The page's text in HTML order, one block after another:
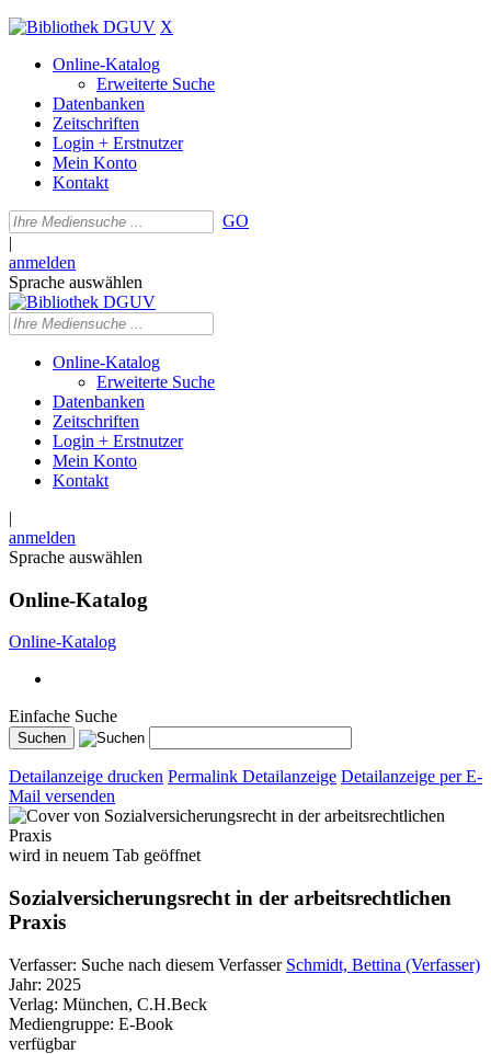
X
Online-Katalog
Erweiterte Suche
Datenbanken
Zeitschriften
Login + Erstnutzer
Mein Konto
Kontakt
GO
|
anmelden
Sprache auswählen
Online-Katalog
Erweiterte Suche
Datenbanken
Zeitschriften
Login + Erstnutzer
Mein Konto
Kontakt
|
anmelden
Sprache auswählen
Online-Katalog
Online-Katalog
Einfache Suche
Detailanzeige drucken Permalink Detailanzeige Detailanzeige per E-
Mail versenden
wird in neuem Tab geöffnet
Sozialversicherungsrecht in der arbeitsrechtlichen
Praxis
Verfasser: Suche nach diesem Verfasser Schmidt, Bettina (Verfasser)
Jahr: 2025
Verlag: München, C.H.Beck
Mediengruppe: E-Book
verfügbar